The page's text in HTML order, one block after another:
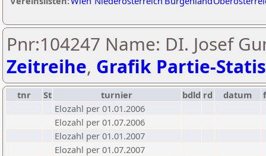
Pnr:104247 Name: DI. Josef
Zeitreihe, Grafik Partie-
tnr St turnier bdld rd datum
f
Elozahl per 01.01.2006
Elozahl per 01.07.2006
Elozahl per 01.01.2007
Elozahl per 01.07.2007